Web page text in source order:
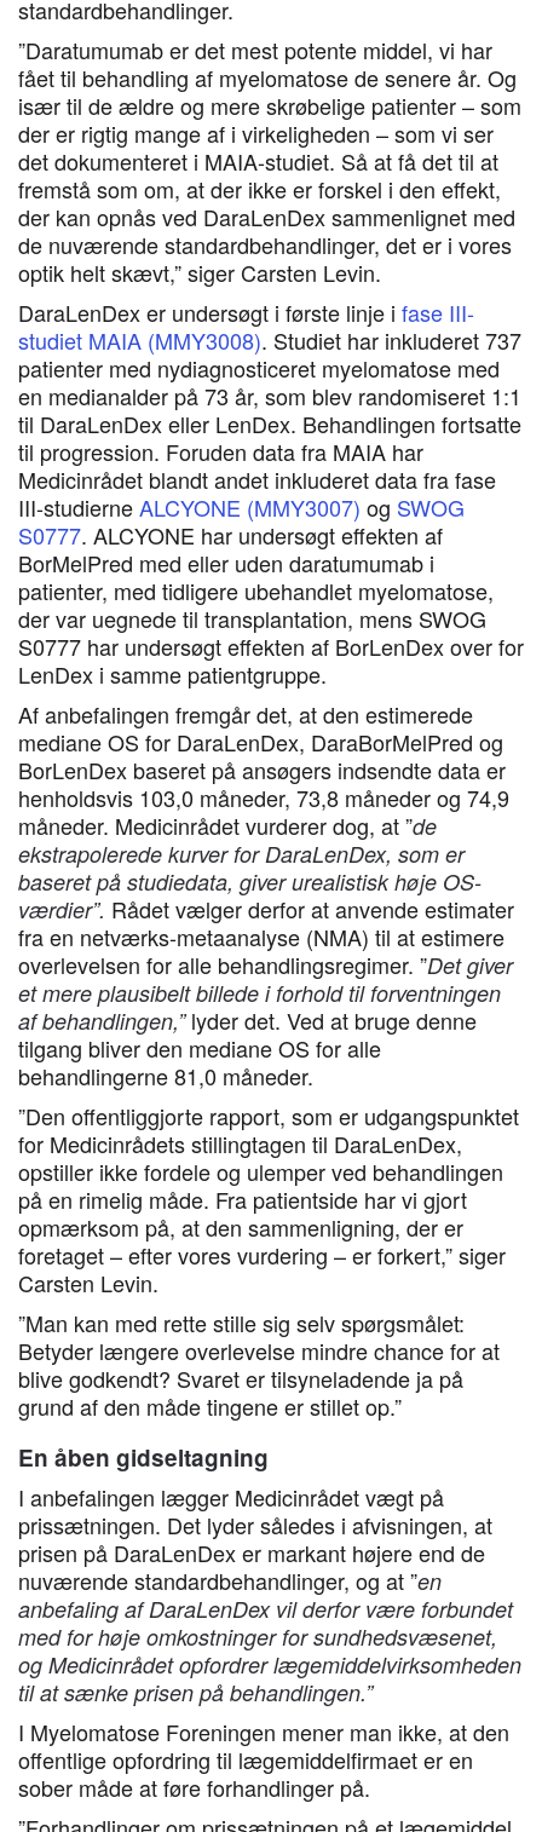
standardbehandlinger.
”Daratumumab er det mest potente middel, vi har
fået til behandling af myelomatose de senere år. Og
især til de ældre og mere skrøbelige patienter – som
der er rigtig mange af i virkeligheden – som vi ser
det dokumenteret i MAIA-studiet. Så at få det til at
fremstå som om, at der ikke er forskel i den effekt,
der kan opnås ved DaraLenDex sammenlignet med
de nuværende standardbehandlinger, det er i vores
optik helt skævt,” siger Carsten Levin.
DaraLenDex er undersøgt i første linje i fase III-
studiet MAIA (MMY3008). Studiet har inkluderet 737
patienter med nydiagnosticeret myelomatose med
en medianalder på 73 år, som blev randomiseret 1:1
til DaraLenDex eller LenDex. Behandlingen fortsatte
til progression. Foruden data fra MAIA har
Medicinrådet blandt andet inkluderet data fra fase
III-studierneALCYONE (MMY3007) og SWOG
S0777. ALCYONE har undersøgt effekten af
BorMelPred med eller uden daratumumab i
patienter, med tidligere ubehandlet myelomatose,
der var uegnede til transplantation, mens SWOG
S0777 har undersøgt effekten af BorLenDex over for
LenDex i samme patientgruppe.
Af anbefalingen fremgår det, at den estimerede
mediane OS for DaraLenDex, DaraBorMelPred og
BorLenDex baseret på ansøgers indsendte data er
henholdsvis 103,0 måneder, 73,8 måneder og 74,9
måneder. Medicinrådet vurderer dog, at ”de
ekstrapolerede kurver for DaraLenDex, som er
baseret på studiedata, giver urealistisk høje OS-
værdier”. Rådet vælger derfor at anvende estimater
fra en netværks-metaanalyse (NMA) til at estimere
overlevelsen for alle behandlingsregimer. ”Det giver
et mere plausibelt billede i forhold til forventningen
af behandlingen,”lyder det. Ved at bruge denne
tilgang bliver den mediane OS for alle
behandlingerne 81,0 måneder.
”Den offentliggjorte rapport, som er udgangspunktet
for Medicinrådets stillingtagen til DaraLenDex,
opstiller ikke fordele og ulemper ved behandlingen
på en rimelig måde. Fra patientside har vi gjort
opmærksom på, at den sammenligning, der er
foretaget – efter vores vurdering – er forkert,” siger
Carsten Levin.
”Man kan med rette stille sig selv spørgsmålet:
Betyder længere overlevelse mindre chance for at
blive godkendt? Svaret er tilsyneladende ja på
grund af den måde tingene er stillet op.”
En åben gidseltagning
I anbefalingen lægger Medicinrådet vægt på
prissætningen. Det lyder således i afvisningen, at
prisen på DaraLenDex er markant højere end de
nuværende standardbehandlinger, og at ”en
anbefaling af DaraLenDex vil derfor være forbundet
med for høje omkostninger for sundhedsvæsenet,
og Medicinrådet opfordrer lægemiddelvirksomheden
til at sænke prisen på behandlingen.”
I Myelomatose Foreningen mener man ikke, at den
offentlige opfordring til lægemiddelfirmaet er en
sober måde at føre forhandlinger på.